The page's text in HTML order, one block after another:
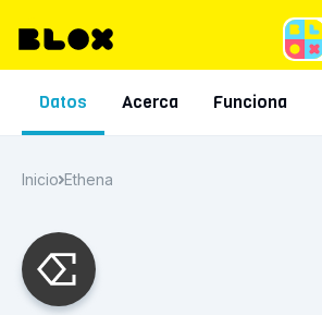
Datos Acerca Funciona
Inicio Ethena